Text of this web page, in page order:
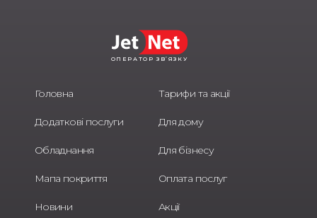
ОПЕРАТОР ЗВ’ЯЗКУ
Головна
Додаткові послуги
Обладнання
Тарифи та акції
Для дому
Для бізнесу
Мапа покриття
Новини
Оплата послуг
Акції